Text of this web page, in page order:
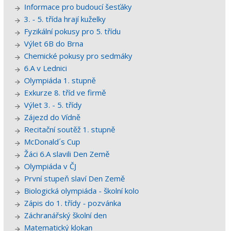
Informace pro budoucí šesťáky
3. - 5. třída hrají kuželky
Fyzikální pokusy pro 5. třídu
Výlet 6B do Brna
Chemické pokusy pro sedmáky
6.A v Lednici
Olympiáda 1. stupně
Exkurze 8. tříd ve firmě
Výlet 3. - 5. třídy
Zájezd do Vídně
Recitační soutěž 1. stupně
McDonald´s Cup
Žáci 6.A slavili Den Země
Olympiáda v ČJ
První stupeň slaví Den Země
Biologická olympiáda - školní kolo
Zápis do 1. třídy - pozvánka
Záchranářský školní den
Matematický klokan